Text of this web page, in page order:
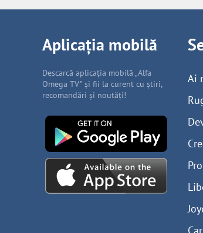
Aplicația mobilă
Descarcă aplicația mobilă „Alfa
Omega TV” și fii la curent cu știri,
recomandări și noutăți!
Ai